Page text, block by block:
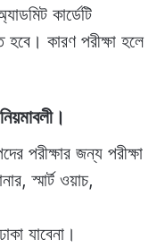
কার্ডেটি
কারণ পরীক্ষা হলে
পরীক্ষার জন্য পরীক্ষা
স্মার্ট ওয়াচ,
যাবেনা।